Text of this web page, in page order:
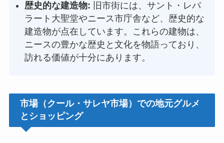
歴史的な建造物: 旧市街には、サント・レパ
ラート大聖堂やニース市庁舎など、歴史的な
建造物が点在しています。これらの建物は、
ニースの豊かな歴史と文化を物語っており、
訪れる価値が十分にあります。
市場（クール・サレヤ市場）での地元グルメ
とショッピング